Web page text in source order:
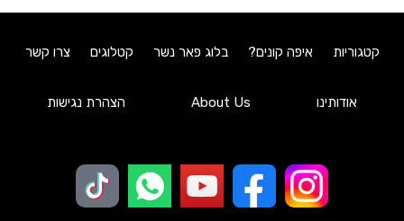
קטגוריות איפה קונים? בלוג פאר נשר קטלוגים צרו קשר
אודותינו About Us הצהרת נגישות